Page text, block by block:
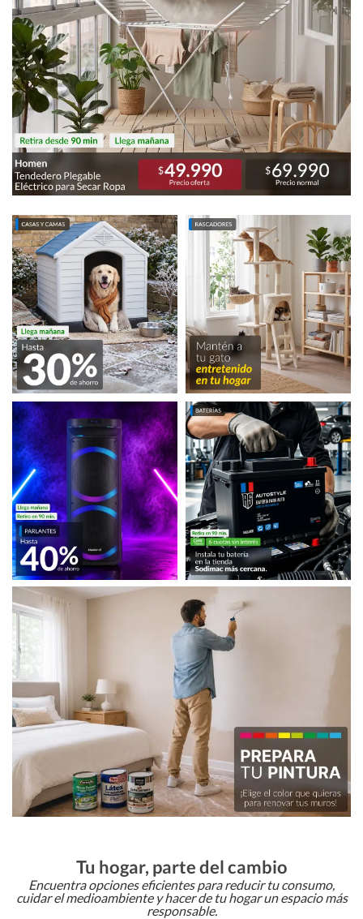
Tu hogar, parte del cambio
Encuentra opciones eficientes para reducir tu consumo,
cuidar el medioambiente y hacer de tu hogar un espacio más
responsable.